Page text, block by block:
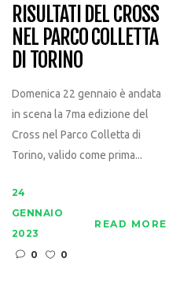
RISULTATI DEL CROSS
NEL PARCO COLLETTA
DI TORINO
Domenica 22 gennaio è andata
in scena la 7ma edizione del
Cross nel Parco Colletta di
Torino, valido come prima...
24
GENNAIO
2023
0
0
READ MORE